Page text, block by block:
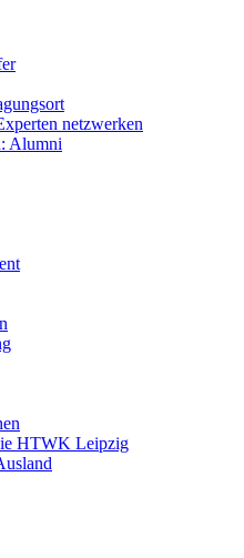
netzwerken
Alumni
HTWK Leipzig